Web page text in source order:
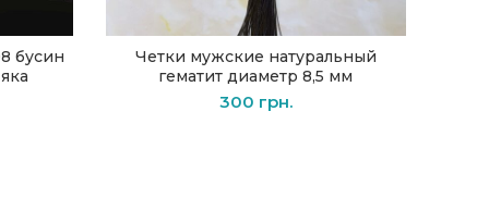
бусин
В КОРЗИНУ
Четки мужские натуральный
гематит диаметр 8,5 мм
300 грн.